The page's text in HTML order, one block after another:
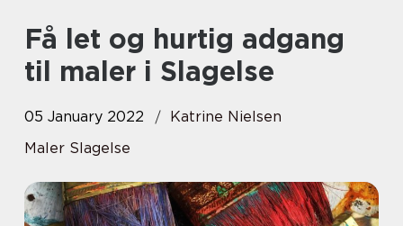
Få let og hurtig adgang
til maler i Slagelse
05 January 2022
Katrine Nielsen
Maler Slagelse